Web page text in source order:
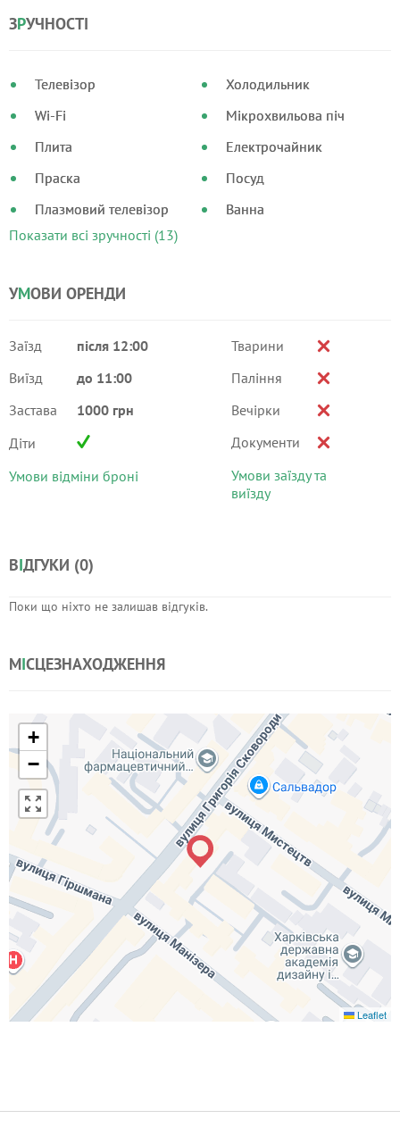
ЗРУЧНОСТІ
Телевізор
Wi-Fi
Плита
Праска
Плазмовий телевізор
Холодильник
Мікрохвильова піч
Електрочайник
Посуд
Ванна
Показати всі зручності (13)
УМОВИ ОРЕНДИ
Заїзд
після 12:00
Виїзд
до 11:00
Застава
1000 грн
Діти
Умови відміни броні
Тварини
Паління
Вечірки
Документи
Умови заїзду та
виїзду
ВІДГУКИ (0)
Поки що ніхто не залишав відгуків.
МІСЦЕЗНАХОДЖЕННЯ
+
−
Leaflet